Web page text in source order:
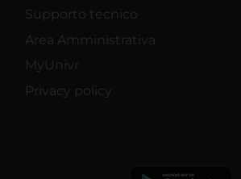
Supporto tecnico
Area Amministrativa
MyUnivr
Privacy policy